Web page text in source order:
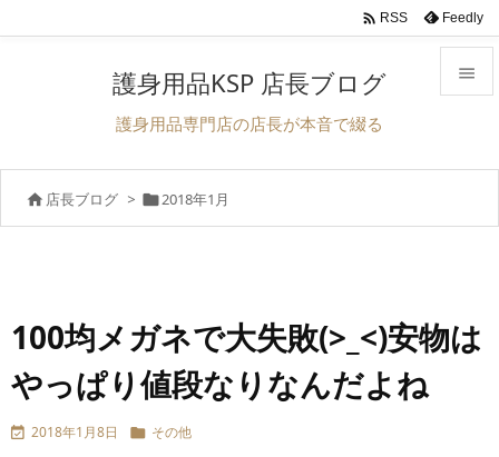



 RSS Feedly
護身用品KSP 店長ブログ
護身用品専門店の店長が本音で綴る
 店長ブログ > 2018年1月
100均メガネで大失敗(>_<)安物は
やっぱり値段なりなんだよね
 2018年1月8日  その他